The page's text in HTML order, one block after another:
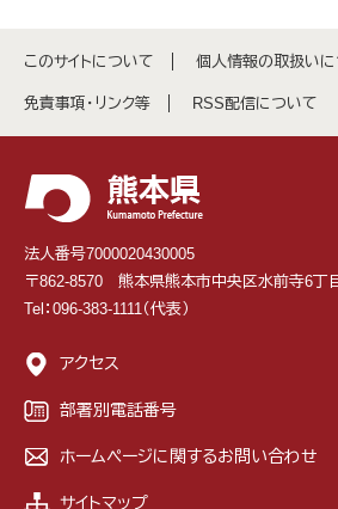
このサイトについて 個人情報の取扱い
免責事項・リンク等 RSS配信について
法人番号7000020430005
〒862-8570 熊本県熊本市中央区水前寺6丁
Tel：096-383-1111（代表）
アクセス
部署別電話番号
ホームページに関するお問い合わせ
サイトマップ